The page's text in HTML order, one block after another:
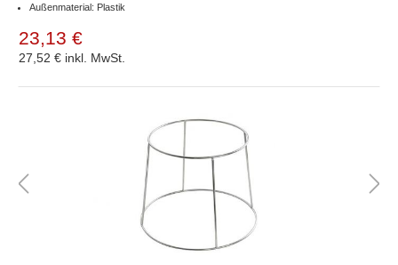
Außenmaterial: Plastik
23,13 €
27,52 € inkl. MwSt.